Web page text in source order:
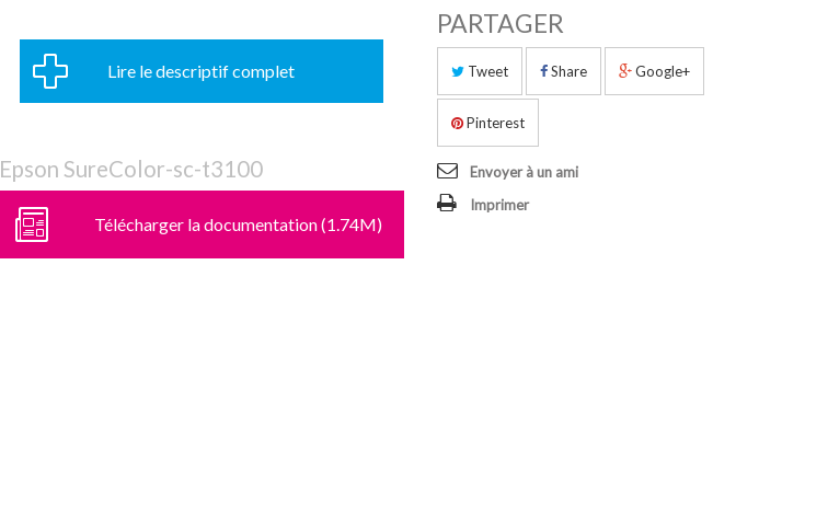
Lire le descriptif complet
Epson SureColor-sc-t3100
Télécharger la documentation (1.74M)
PARTAGER
Tweet Share Google+
Pinterest
Envoyer à un ami
Imprimer